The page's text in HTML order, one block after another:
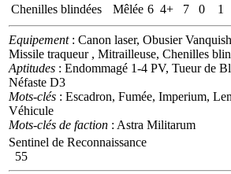
Chenilles blindées
Mêlée 6 4+ 7 0 1
Equipement: Canon laser, Obusier
Missile traqueur , Mitrailleuse, Chenilles
Aptitudes : Endommagé 1-4 PV, Tueur de
Néfaste D3
Mots-clés : Escadron, Fumée, Imperium,
Véhicule
Mots-clés de faction : Astra Militarum
Sentinel de Reconnaissance
55